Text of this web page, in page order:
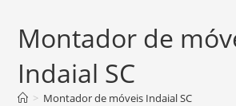
Montador de
Indaial SC
> Montador de móveis Indaial SC